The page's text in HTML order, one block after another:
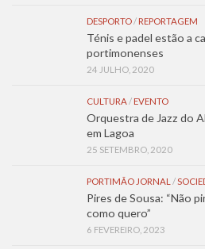
DESPORTO / REPORTAGEM
Ténis e padel estão a
portimonenses
24 JULHO, 2020
CULTURA / EVENTO
Orquestra de Jazz do
em Lagoa
25 SETEMBRO, 2020
PORTIMÃO JORNAL /
Pires de Sousa: “Não
como quero”
6 FEVEREIRO, 2023